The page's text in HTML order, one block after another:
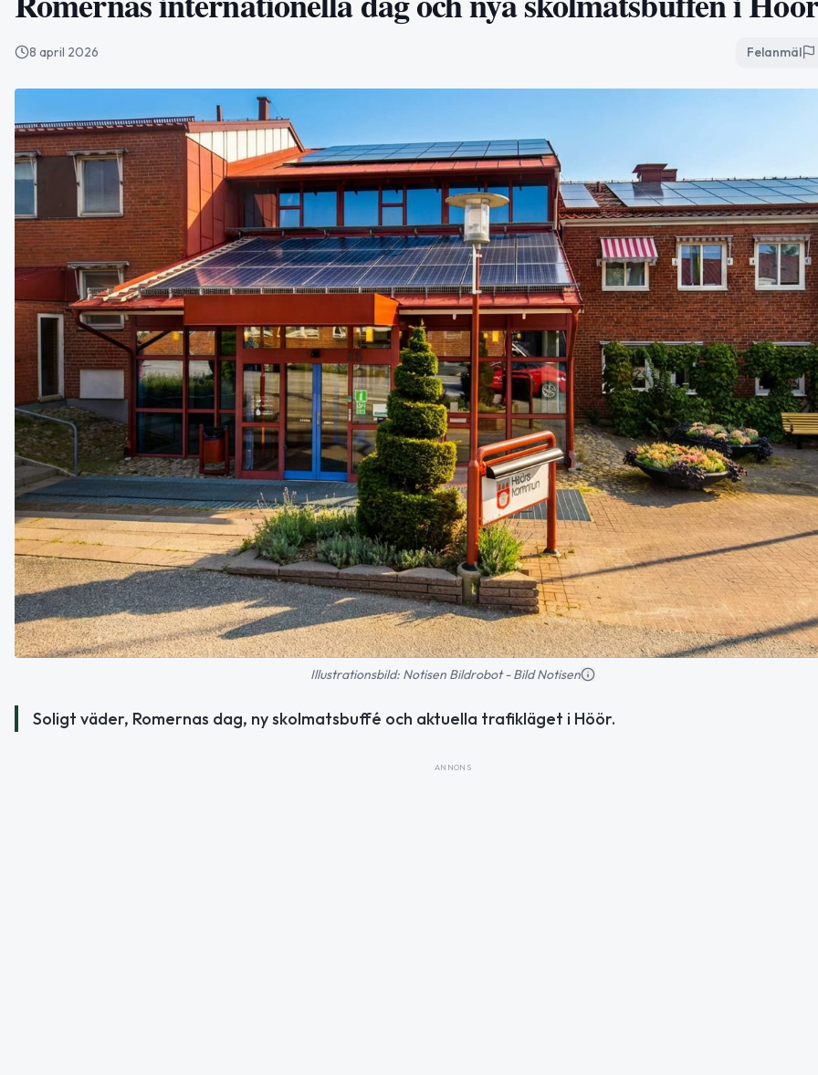
8 april 2026 Felanmäl
Illustrationsbild: Notisen Bildrobot - Bild Notisen
Soligt väder, Romernas dag, ny skolmatsbuffé och aktuella trafikläget i Höör.
ANNONS